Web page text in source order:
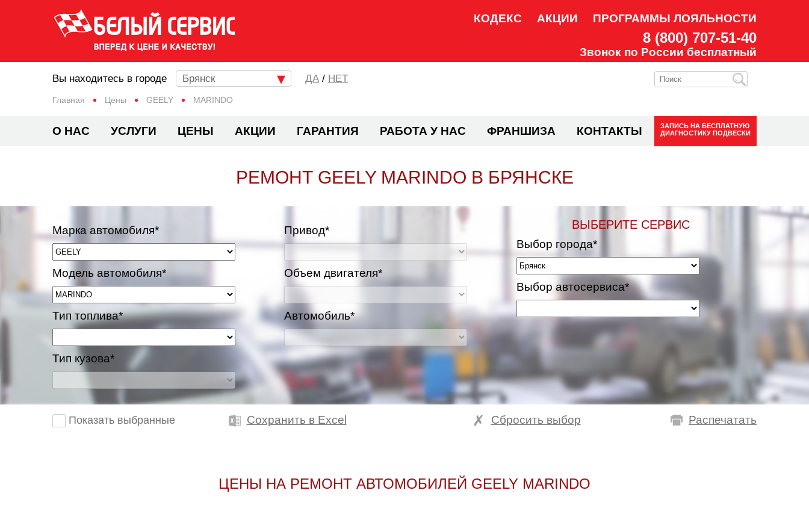
КОДЕКС АКЦИИ ПРОГРАММЫ ЛОЯЛЬНОСТИ
8 (800) 707-51-40
Звонок по России бесплатный
Главная Цены GEELY MARINDO
Вы находитесь в городе Брянск / НЕТ
О НАС УСЛУГИ ЦЕНЫ АКЦИИ ГАРАНТИЯ РАБОТА У НАС ФРАНШИЗА КОНТАКТЫ ЗАПИСЬ НА БЕСПЛАТНУЮ
ДИАГНОСТИКУ ПОДВЕСКИ
РЕМОНТ GEELY MARINDO В БРЯНСКЕ
Марка автомобиля*
Модель автомобиля*
Тип топлива*
Тип кузова*
Привод*
Объем двигателя*
Автомобиль*
ВЫБЕРИТЕ СЕРВИС
Выбор города*
Выбор автосервиса*
Показать выбранные Сохранить в Excel Распечатать
Сбросить выбор
ЦЕНЫ НА РЕМОНТ АВТОМОБИЛЕЙ GEELY MARINDO